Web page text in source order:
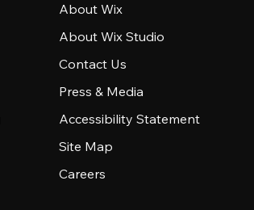
About Wix
About Wix Studio
Contact Us
Press & Media
Accessibility Statement
Site Map
Careers